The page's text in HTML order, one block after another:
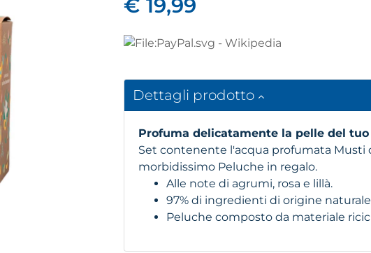
€ 19,99
Dettagli prodotto
Profuma delicatamente la pelle del
Set contenente l'acqua profumata Musti
morbidissimo Peluche in regalo.
Alle note di agrumi, rosa e lillà.
97% di ingredienti di origine
Peluche composto da materiale